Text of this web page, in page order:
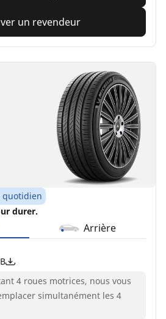
un revendeur
quotidien
durer.
Arrière
4 roues motrices, nous vous
simultanément les 4